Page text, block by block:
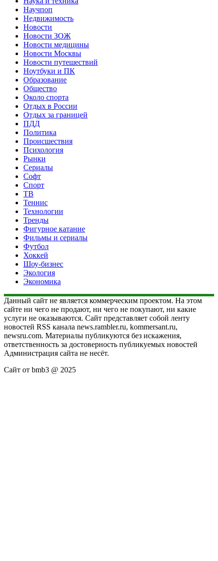
Научпоп
Недвижимость
Новости
Новости ЗОЖ
Новости медицины
Новости Москвы
Новости путешествий
Ноутбуки и ПК
Образование
Общество
Около спорта
Отдых в России
Отдых за границей
ПДД
Политика
Происшествия
Психология
Рынки
Сериалы
Софт
Спорт
ТВ
Теннис
Технологии
Тренды
Фигурное катание
Фильмы и сериалы
Футбол
Хоккей
Шоу-бизнес
Экология
Экономика
Данный сайт не является коммерческим проектом. На этом
сайте ни чего не продают, ни чего не покупают, ни какие
услуги не оказываются. Сайт представляет собой ленту
новостей RSS канала news.rambler.ru, kommersant.ru,
newsru.com. Материалы публикуются без искажения,
ответственность за достоверность публикуемых новостей
Администрация сайта не несёт.
Сайт от bmb3 @ 2025